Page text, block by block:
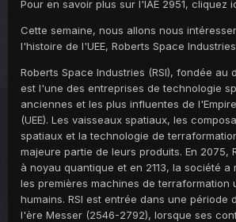
Pour en savoir plus sur l'IAE 2951, cliquez
Cette semaine, nous allons nous
l'histoire de l'UEE, Roberts Space
Roberts Space Industries (RSI), fondée au
est l'une des entreprises de technologie
anciennes et les plus influentes de
(UEE). Les vaisseaux spatiaux, les
spatiaux et la technologie de
majeure partie de leurs produits. En 2075,
à noyau quantique et en 2113, la société a
les premières machines de terraformation
humains. RSI est entrée dans une période
l'ère Messer (2546-2792), lorsque ses